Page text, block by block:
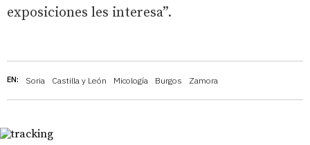
EN: Soria Castilla y León Micología Burgos Zamora
exposiciones les interesa”.